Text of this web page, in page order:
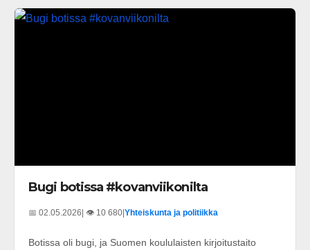
Bugi botissa #kovanviikonilta
📅 02.05.2026 | 👁️ 10 680 Yhteiskunta ja politiikka
Botissa oli bugi, ja Suomen koululaisten kirjoitustaito